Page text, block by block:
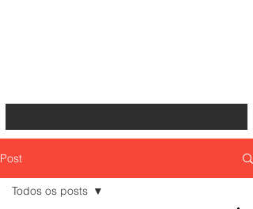
Post
Todos os posts